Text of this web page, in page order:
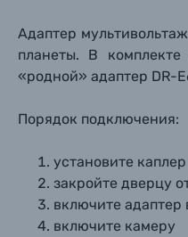
Электроника
Материалы
Фоторамки
Адаптер
планеты. В
«родной» адаптер DR-
Порядок подключения:
установите
закройте дверцу
включите адаптер
включите камеру